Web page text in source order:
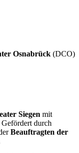
Osnabrück (DCO)
Siegen mit
Gefördert durch
Beauftragten der